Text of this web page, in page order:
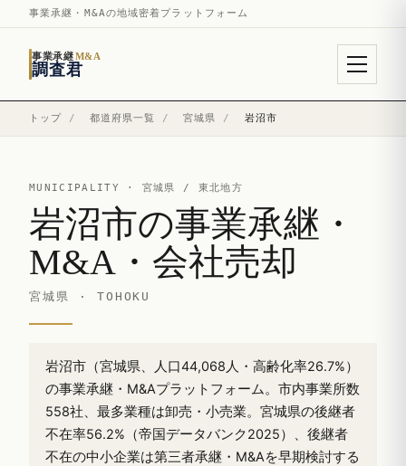
事業承継・M&Aの地域密着プラットフォーム
事業承継M&A
調査君
トップ / 都道府県一覧 / 宮城県 / 岩沼市
MUNICIPALITY · 宮城県 / 東北地方
岩沼市の事業承継・
M&A・会社売却
宮城県 · TOHOKU
岩沼市（宮城県、人口44,068人・高齢化率26.7%）
の事業承継・M&Aプラットフォーム。市内事業所数
558社、最多業種は卸売・小売業。宮城県の後継者
不在率56.2%（帝国データバンク2025）、後継者
不在の中小企業は第三者承継・M&Aを早期検討する